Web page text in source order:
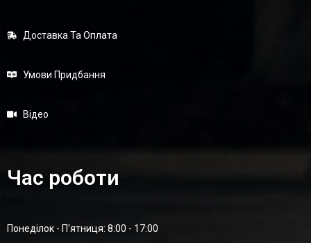
Доставка Та Оплата
Умови Придбання
Відео
Час роботи
Понеділок - П'ятниця: 8:00 - 17:00